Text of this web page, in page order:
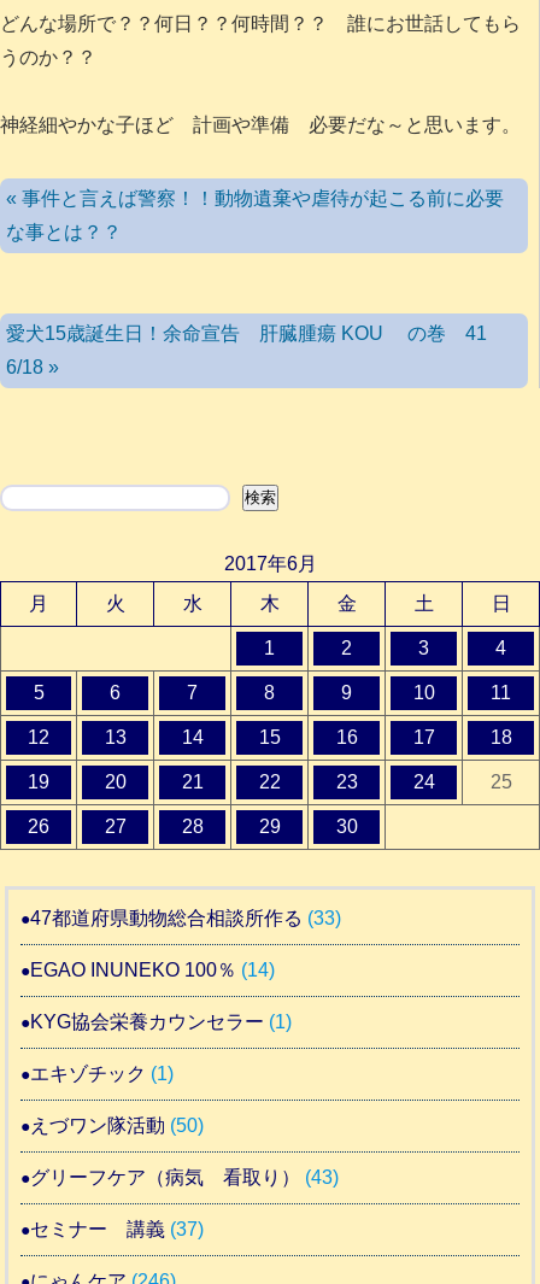
どんな場所で？？何日？？何時間？？ 誰にお世話してもら
うのか？？
神経細やかな子ほど 計画や準備 必要だな～と思います。
« 事件と言えば警察！！動物遺棄や虐待が起こる前に必要
な事とは？？
愛犬15歳誕生日！余命宣告 肝臓腫瘍 KOU の巻 41
6/18 »
検索 検索
2017年6月
月
火 水 木 金 土 日
1 2 3 4
5 6 7 8 9 10 11
12 13 14 15 16 17 18
19 20 21 22 23 24 25
26 27 28 29 30
47都道府県動物総合相談所作る (33)
EGAO INUNEKO 100％ (14)
KYG協会栄養カウンセラー (1)
エキゾチック (1)
えづワン隊活動 (50)
グリーフケア（病気 看取り） (43)
セミナー 講義 (37)